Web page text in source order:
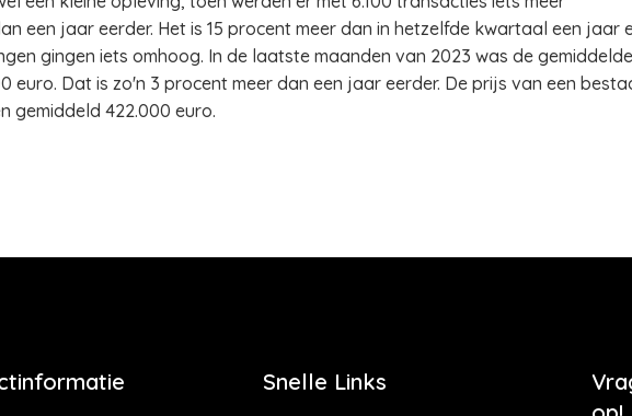
een jaar eerder. Het is 15 procent meer dan in hetzelfde kwartaal een jaar
gingen iets omhoog. In de laatste maanden van 2023 was de
euro. Dat is zo'n 3 procent meer dan een jaar eerder. De prijs van een
gemiddeld 422.000 euro.
Snelle Links